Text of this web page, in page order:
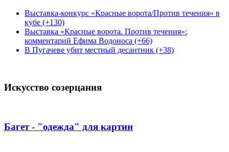
Выставка-конкурс «Красные ворота/Против течения» в
кубе (+130)
Выставка «Красные ворота. Против течения»:
комментарий Ефима Водоноса (+66)
В Пугачеве убит местный десантник (+38)
Искусство созерцания
Багет - "одежда" для картин